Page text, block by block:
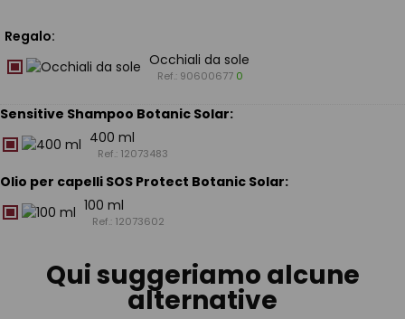
Regalo:
Occhiali da sole
Ref.: 90600677 0
Sensitive Shampoo Botanic Solar:
400 ml
Ref.: 12073483
Olio per capelli SOS Protect Botanic Solar:
100 ml
Ref.: 12073602
Qui suggeriamo alcune
alternative